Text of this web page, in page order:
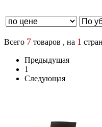
Всего 7 товаров , на 1
Предыдущая
1
Следующая